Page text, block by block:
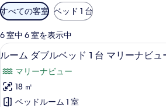
利
用
可
能
な
客
室
の
すべての客室 ベッド 1 台
6 室中 6 室を表示中
ル
ム
ダ
ルーム
5
ルーム ダブルベッド 1 台 マリーナビュ
マリーナビュー
18 ㎡
ベッドルーム 1 室